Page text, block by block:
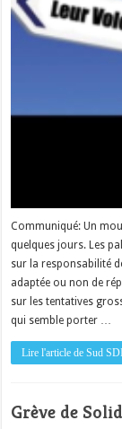
Communiqué: Un
quelques jours. Les
sur la responsabilité
adaptée ou non de
sur les tentatives
qui semble porter …
Lire l'article de Sud
Grève de